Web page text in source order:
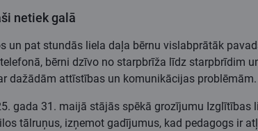
netiek galā
un pat stundās liela daļa bērnu vislabprātāk
bērni dzīvo no starpbrīža līdz starpbrīdim
dažādām attīstības un komunikācijas problēmām.
gada 31. maijā stājās spēkā grozījumu
tālruņus, izņemot gadījumus, kad pedagogs ir